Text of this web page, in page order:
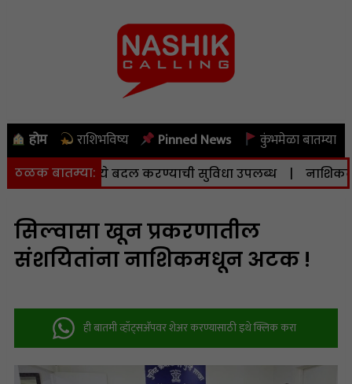
होम राशिभविष्य Pinned News कुंभमेळा बातम्या
ठळक बातम्या:
केंद्रामध्ये बदल करण्याची सुविधा उपलब्ध | नाशिकला आज
सिल्वासा खून प्रकरणातील
संशयितांना नाशिकमधून अटक !
ही बातमी व्हॉट्सअ‍ॅपवर शेअर करण्यासाठी इथे क्लिक करा